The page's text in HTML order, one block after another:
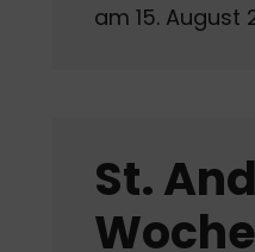
am 15. August
St.